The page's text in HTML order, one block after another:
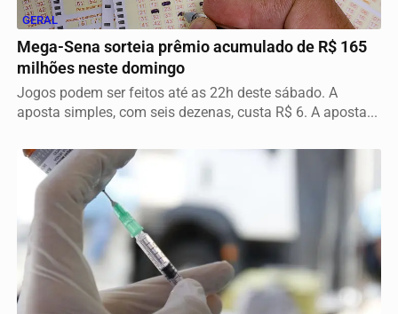
GERAL
Mega-Sena sorteia prêmio acumulado de R$ 165
milhões neste domingo
Jogos podem ser feitos até as 22h deste sábado. A
aposta simples, com seis dezenas, custa R$ 6. A aposta...